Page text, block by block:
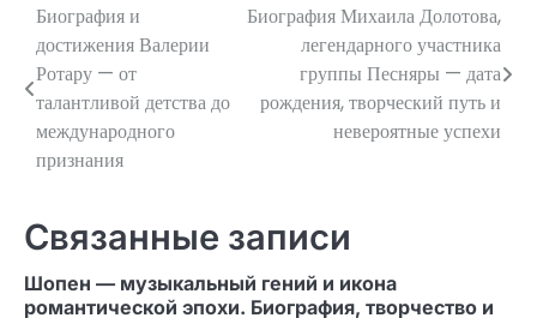
Навигация
по
записям
Биография и
достижения Валерии
Ротару — от
талантливой детства до
международного
признания
Биография Михаила Долотова,
легендарного участника
группы Песняры — дата
рождения, творческий путь и
невероятные успехи
Связанные записи
Шопен — музыкальный гений и икона
романтической эпохи. Биография, творчество и